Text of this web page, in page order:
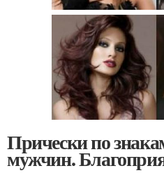
Прически по
мужчин.